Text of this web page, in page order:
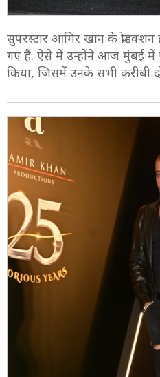
सुपरस्टार आमिर खान के
गए हैं. ऐसे में उन्होंने आज मुंबई में
किया, जिसमें उनके सभी करीबी